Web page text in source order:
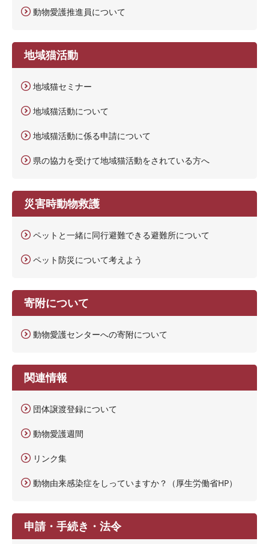
動物愛護推進員について
地域猫活動
地域猫セミナー
地域猫活動について
地域猫活動に係る申請について
県の協力を受けて地域猫活動をされている方へ
災害時動物救護
ペットと一緒に同行避難できる避難所について
ペット防災について考えよう
寄附について
動物愛護センターへの寄附について
関連情報
団体譲渡登録について
動物愛護週間
リンク集
動物由来感染症をしっていますか？（厚生労働省HP）
申請・手続き・法令